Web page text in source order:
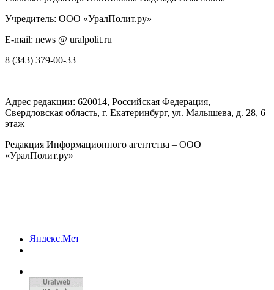
Учредитель: ООО «УралПолит.ру»
E-mail: news @ uralpolit.ru
8 (343) 379-00-33
Адрес редакции: 620014, Российская Федерация,
Свердловская область, г. Екатеринбург, ул. Малышева, д. 28, 6
этаж
Редакция Информационного агентства – ООО
«УралПолит.ру»